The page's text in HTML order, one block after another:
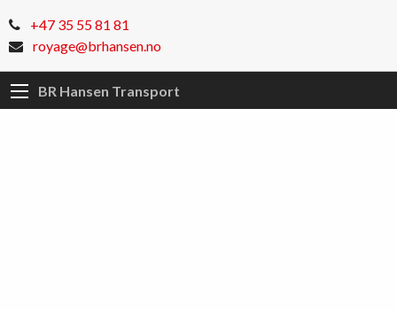
+47 35 55 81 81
royage@brhansen.no
BR Hansen Transport